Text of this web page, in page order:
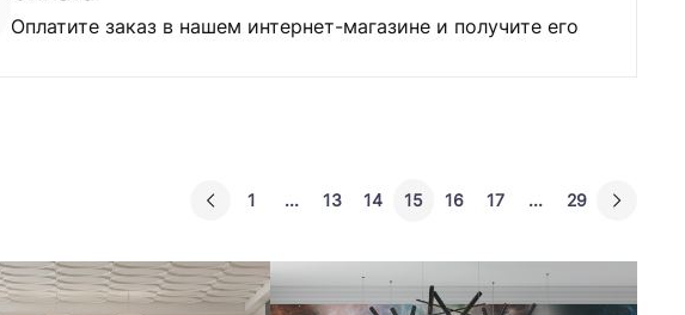
Оплатите заказ в нашем интернет-магазине и получите его
1 ... 13 14 15 16 17 ... 29